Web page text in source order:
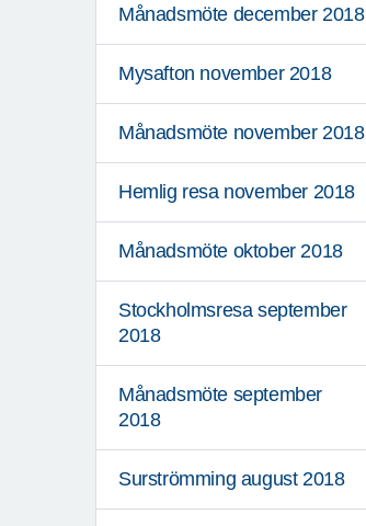
Månadsmöte december 2018
Mysafton november 2018
Månadsmöte november 2018
Hemlig resa november 2018
Månadsmöte oktober 2018
Stockholmsresa september
2018
Månadsmöte september
2018
Surströmming august 2018